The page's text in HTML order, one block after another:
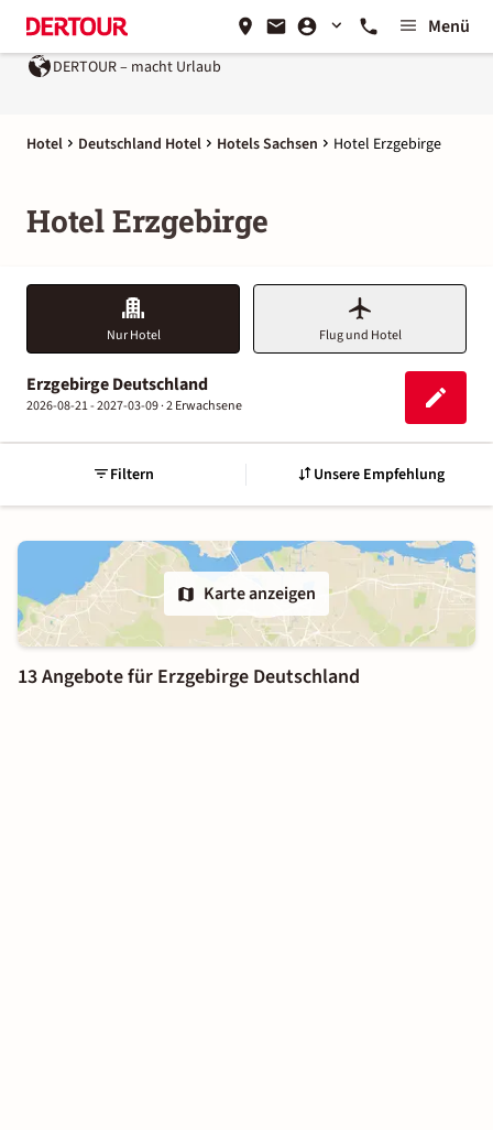
Menü
DERTOUR – macht Urlaub
Hotel Deutschland Hotel Hotels Sachsen Hotel Erzgebirge
Hotel Erzgebirge
Nur Hotel Flug und Hotel
Erzgebirge Deutschland
2026-08-21 - 2027-03-09 ·2 Erwachsene
Filtern Unsere Empfehlung
Karte anzeigen
13 Angebote für Erzgebirge Deutschland